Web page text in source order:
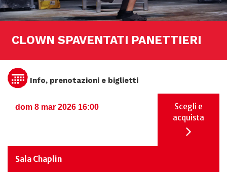
CLOWN SPAVENTATI PANETTIERI
Info, prenotazioni e biglietti
dom 8 mar 2026 16:00
Scegli e
acquista
Sala Chaplin